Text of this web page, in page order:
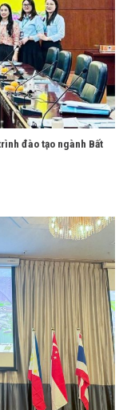
đào tạo ngành Bất